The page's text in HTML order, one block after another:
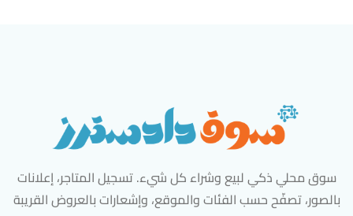
سوق محلي ذكي لبيع وشراء كل شيء. تسجيل المتاجر، إعلانات
بالصور، تصفّح حسب الفئات والموقع، وإشعارات بالعروض القريبة